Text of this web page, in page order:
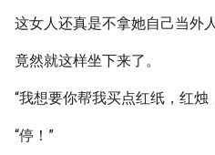
这女人还真是不拿她自己当外
竟然就这样坐下来了。
“我想要你帮我买点红纸，红
“停！”